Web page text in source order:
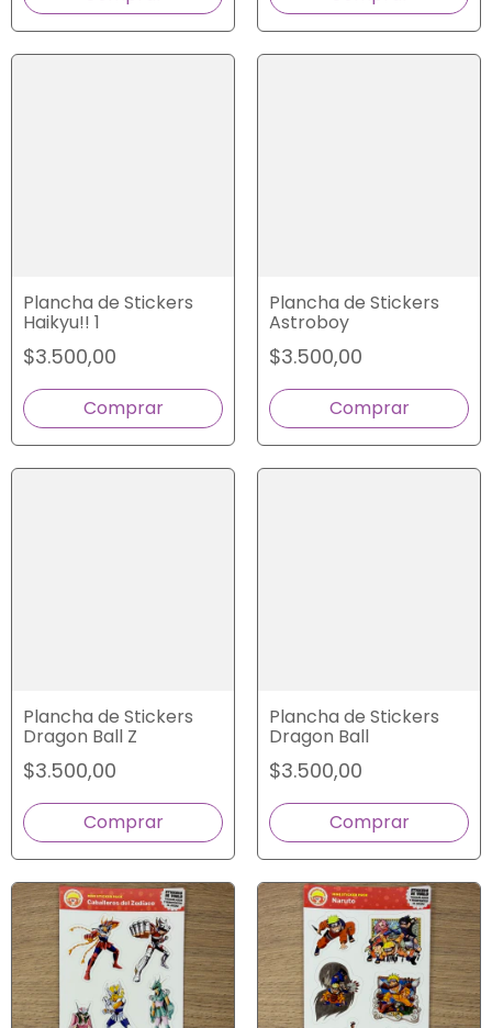
Plancha de Stickers
Haikyu!! 1
$3.500,00
Plancha de Stickers
Astroboy
$3.500,00
Plancha de Stickers
Dragon Ball Z
$3.500,00
Plancha de Stickers
Dragon Ball
$3.500,00